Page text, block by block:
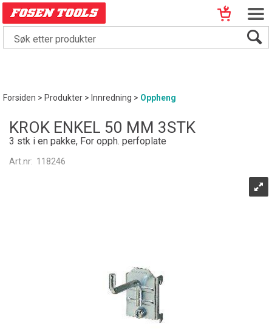
Forsiden>Produkter> Innredning>Oppheng
KROK ENKEL 50 MM 3STK
3 stk i en pakke, For opph. perfoplate
Art.nr: 118246